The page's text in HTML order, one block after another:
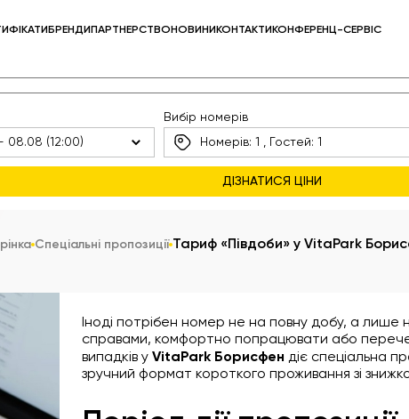
БРЕНДИПАРТНЕРСТВОНОВИНИКОНТАКТИКОНФЕРЕНЦ-СЕРВІС
Вибір номерів
Номерів: 1 , Гостей: 1
Спеціальні пропозиції Тариф «Півдоби» у VitaPark
Іноді потрібен номер не на повну добу, а лише
справами, комфортно попрацювати або
випадків у VitaPark Борисфен діє спеціальна
зручний формат короткого проживання зі